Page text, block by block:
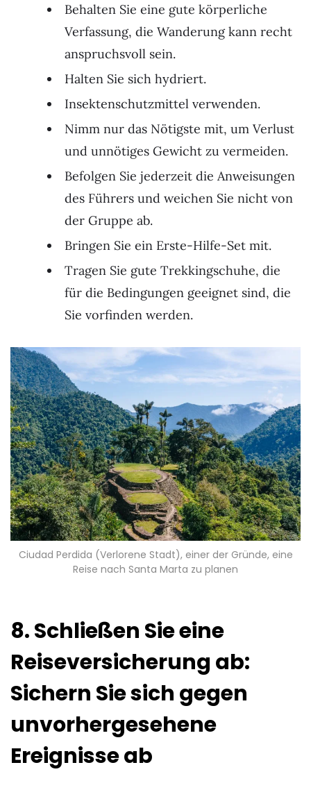
Behalten Sie eine gute körperliche
Verfassung, die Wanderung kann recht
anspruchsvoll sein.
Halten Sie sich hydriert.
Insektenschutzmittel verwenden.
Nimm nur das Nötigste mit, um Verlust
und unnötiges Gewicht zu vermeiden.
Befolgen Sie jederzeit die Anweisungen
des Führers und weichen Sie nicht von
der Gruppe ab.
Bringen Sie ein Erste-Hilfe-Set mit.
Tragen Sie gute Trekkingschuhe, die
für die Bedingungen geeignet sind, die
Sie vorfinden werden.
Ciudad Perdida (Verlorene Stadt), einer der Gründe, eine
Reise nach Santa Marta zu planen
8. Schließen Sie eine
Reiseversicherung ab:
Sichern Sie sich gegen
unvorhergesehene
Ereignisse ab